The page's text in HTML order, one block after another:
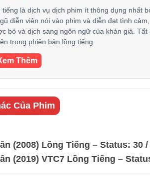
tiếng là dịch vụ dịch phim ít thông dụng nhất
diễn viên nói vào phim và diễn đạt tình
bỏ và dịch sang ngôn ngữ của khán giả.
trong phiên bản lồng tiếng.
Thêm
Của Phim
(2008) Lồng Tiếng – Status: 30
(2019) VTC7 Lồng Tiếng –